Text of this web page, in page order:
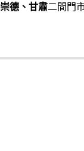
崇德、甘肅二間門